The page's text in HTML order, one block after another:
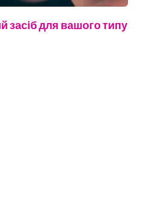
засіб для вашого типу